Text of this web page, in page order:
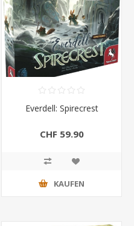
Everdell: Spirecrest
CHF 59.90
KAUFEN